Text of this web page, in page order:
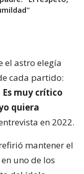
el astro elegía
cada partido:
muy crítico
quiera
en 2022.
mantener el
uno de los